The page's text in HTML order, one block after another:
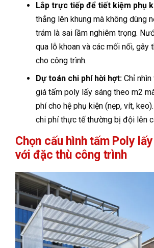
Lắp trực tiếp để tiết kiệm phụ
thẳng lên khung mà không dùng
trám là sai lầm nghiêm trọng.
qua lỗ khoan và các mối nối, gây
cho công trình.
Dự toán chi phí hời hợt: Chỉ
giá tấm poly lấy sáng theo m2
phí cho hệ phụ kiện (nẹp, vít,
chi phí thực tế thường bị đội lên
Chọn cấu hình tấm Poly
với đặc thù công trình